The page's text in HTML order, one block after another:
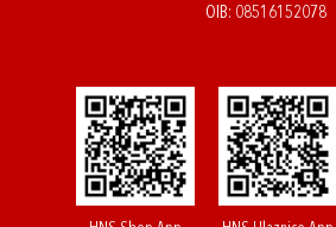
OIB: 08516152078